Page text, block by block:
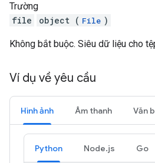
Trường
file
object ( File )
Không bắt buộc. Siêu dữ liệu cho
Ví dụ về yêu cầu
Hình ảnh Âm thanh Văn
Python Node.js Go